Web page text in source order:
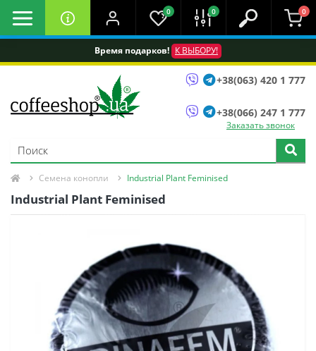
Время подарков! К ВЫБОРУ!
0 0 0
+38(063) 420 1 777
+38(066) 247 1 777
Заказать звонок
Семена конопли Industrial Plant Feminised
Industrial Plant Feminised